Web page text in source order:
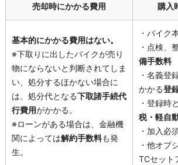
売却時にかかる費用 購入
基本的にかかる費用はない。
※下取りに出したバイクが売り
物にならないと判断されてしま
い、 処分するほかない場合に
は、処分代となる下取諸手続代
行費用がかかる。
※ローンがある場合は、金融機
関によっては解約手数料も発
生。
・バイク
・点検、
備手数料
・名義登
かかる登
・登録時
税・軽自
・加入必
・他オプ
TCセット